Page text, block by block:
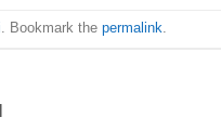
. Bookmark the permalink.